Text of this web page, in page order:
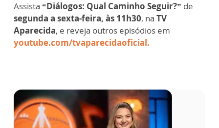
Assista “Diálogos: Qual Caminho Seguir?” de
segunda a sexta-feira, às 11h30, na TV
Aparecida, e reveja outros episódios em
youtube.com/tvaparecidaoficial.